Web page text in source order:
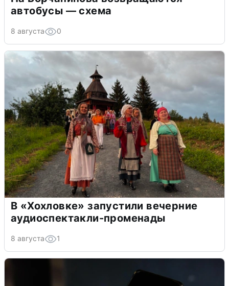
автобусы — схема
8 августа 0
В «Хохловке» запустили вечерние
аудиоспектакли-променады
8 августа 1